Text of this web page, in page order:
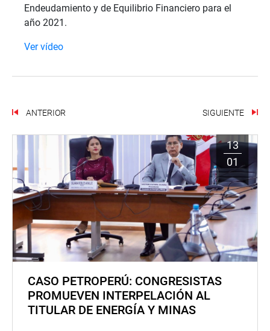
Endeudamiento y de Equilibrio Financiero para el
año 2021.
Ver vídeo
ANTERIOR SIGUIENTE
13
01
CASO PETROPERÚ: CONGRESISTAS
PROMUEVEN INTERPELACIÓN AL
TITULAR DE ENERGÍA Y MINAS